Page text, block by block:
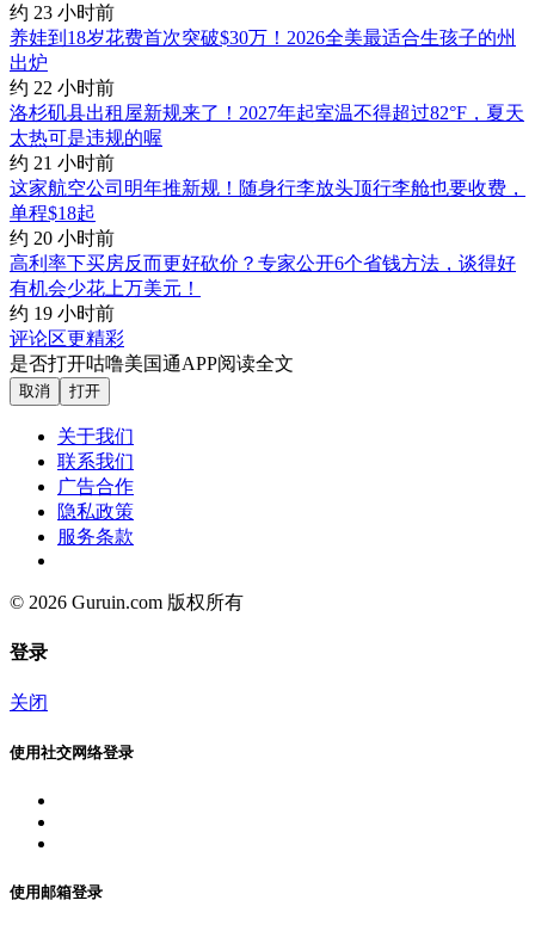
约 23 小时前
养娃到18岁花费首次突破$30万！2026全美最适合生孩子的州
出炉
约 22 小时前
洛杉矶县出租屋新规来了！2027年起室温不得超过82°F，夏天
太热可是违规的喔
约 21 小时前
这家航空公司明年推新规！随身行李放头顶行李舱也要收费，
单程$18起
约 20 小时前
高利率下买房反而更好砍价？专家公开6个省钱方法，谈得好
有机会少花上万美元！
约 19 小时前
评论区更精彩
是否打开咕噜美国通APP阅读全文
取消 打开
关于我们
联系我们
广告合作
隐私政策
服务条款
© 2026 Guruin.com 版权所有
登录
关闭
使用社交网络登录
使用邮箱登录